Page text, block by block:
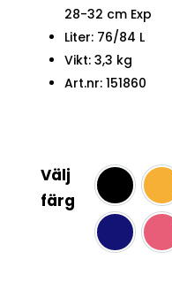
28-32 cm Exp
Liter: 76/84 L
Vikt: 3,3 kg
Art.nr: 151860
Välj
färg
Black
Midnight